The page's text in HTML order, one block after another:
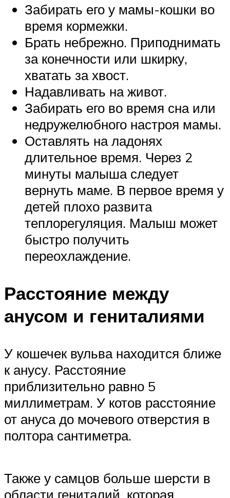
Забирать его у мамы-кошки во
время кормежки.
Брать небрежно. Приподнимать
за конечности или шкирку,
хватать за хвост.
Надавливать на живот.
Забирать его во время сна или
недружелюбного настроя мамы.
Оставлять на ладонях
длительное время. Через 2
минуты малыша следует
вернуть маме. В первое время у
детей плохо развита
теплорегуляция. Малыш может
быстро получить
переохлаждение.
Расстояние между
анусом и гениталиями
У кошечек вульва находится ближе
к анусу. Расстояние
приблизительно равно 5
миллиметрам. У котов расстояние
от ануса до мочевого отверстия в
полтора сантиметра.
Также у самцов больше шерсти в
области гениталий, которая